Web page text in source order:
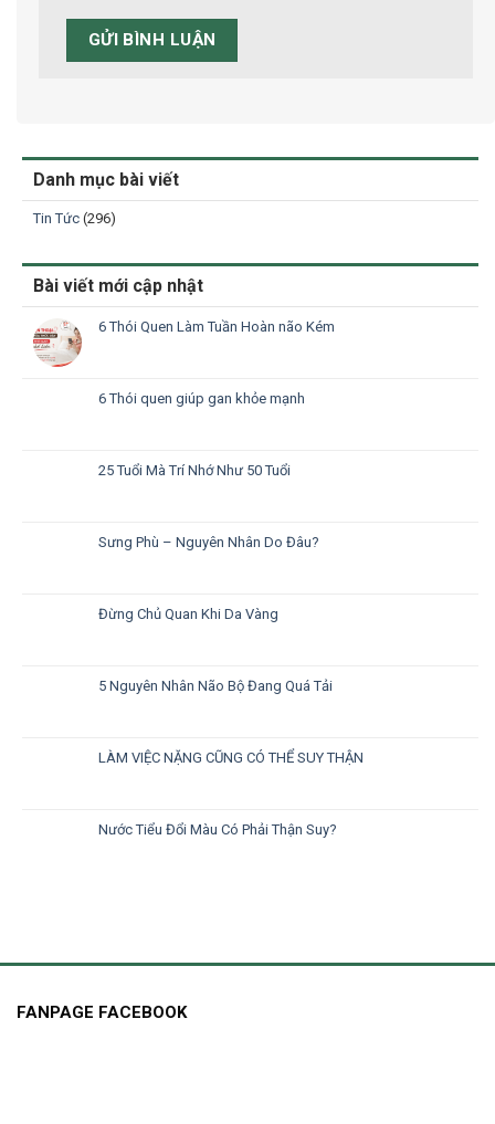
Danh mục bài viết
Tin Tức (296)
Bài viết mới cập nhật
6 Thói Quen Làm Tuần Hoàn não Kém
6 Thói quen giúp gan khỏe mạnh
25 Tuổi Mà Trí Nhớ Như 50 Tuổi
Sưng Phù – Nguyên Nhân Do Đâu?
Đừng Chủ Quan Khi Da Vàng
5 Nguyên Nhân Não Bộ Đang Quá Tải
LÀM VIỆC NẶNG CŨNG CÓ THỂ SUY THẬN
Nước Tiểu Đổi Màu Có Phải Thận Suy?
FANPAGE FACEBOOK